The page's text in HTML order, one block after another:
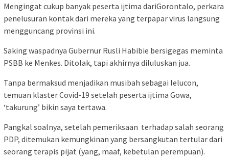
Mengingat cukup banyak peserta ijtima dariGorontalo, perkara
penelusuran kontak dari mereka yang terpapar virus langsung
mengguncang provinsi ini.
Saking waspadnya Gubernur Rusli Habibie bersigegas meminta
PSBB ke Menkes. Ditolak, tapi akhirnya diluluskan jua.
Tanpa bermaksud menjadikan musibah sebagai lelucon,
temuan klaster Covid-19 setelah peserta ijtima Gowa,
‘takurung’ bikin saya tertawa.
Pangkal soalnya, setelah pemeriksaan terhadap salah seorang
PDP, ditemukan kemungkinan yang bersangkutan tertular dari
seorang terapis pijat (yang, maaf, kebetulan perempuan).